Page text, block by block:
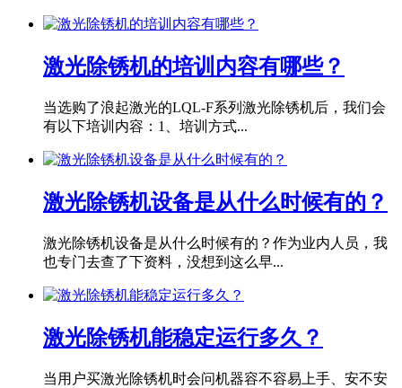
激光除锈机的培训内容有哪些？
当选购了浪起激光的LQL-F系列激光除锈机后，我们会
有以下培训内容：1、培训方式...
激光除锈机设备是从什么时候有的？
激光除锈机设备是从什么时候有的？作为业内人员，我
也专门去查了下资料，没想到这么早...
激光除锈机能稳定运行多久？
当用户买激光除锈机时会问机器容不容易上手、安不安